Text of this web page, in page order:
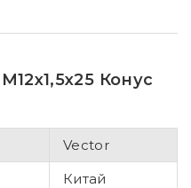
Конус
Vector
Китай